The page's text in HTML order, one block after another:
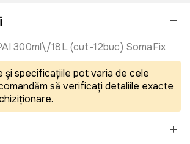
300ml\/18L (cut-12buc) SomaFix
și specificațiile pot varia de cele
să verificați detaliile exacte